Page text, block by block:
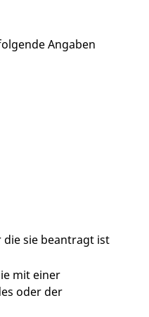
Angaben
sie beantragt ist
mit einer
oder der